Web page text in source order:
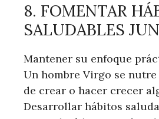
8. FOMENTAR
SALUDABLES
Mantener su enfoque
Un hombre Virgo se
de crear o hacer crecer
Desarrollar hábitos